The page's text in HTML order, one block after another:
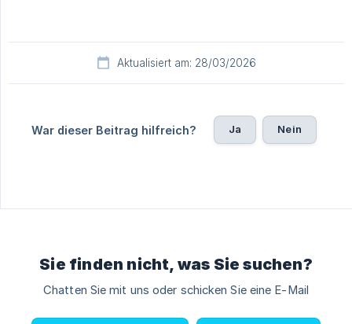
Aktualisiert am: 28/03/2026
War dieser Beitrag hilfreich? Ja Nein
Sie finden nicht, was Sie suchen?
Chatten Sie mit uns oder schicken Sie eine E-Mail